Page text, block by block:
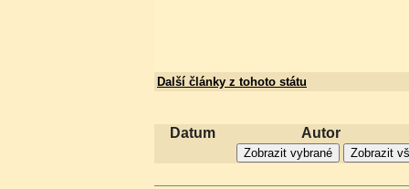
Další články z tohoto státu
Datum Autor